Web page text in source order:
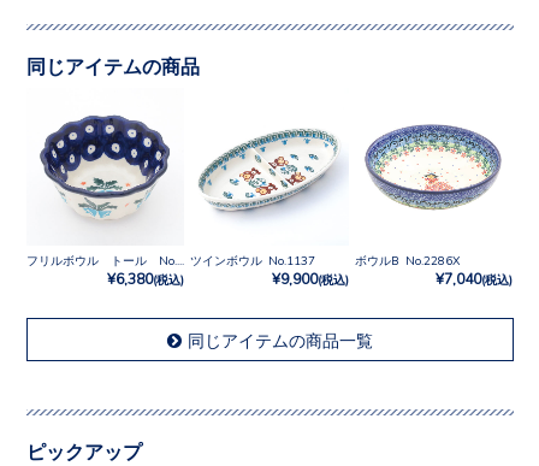
同じアイテムの商品
¥6,380(税込)
ツインボウル No.1137
¥9,900(税込)
ボウルB No.2286X
¥7,040(税込)
同じアイテムの商品一覧
ピックアップ